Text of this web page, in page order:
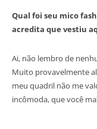
Qual foi seu mico
acredita que vestiu
Ai, não lembro de
Muito provavelmente
meu quadril não me
incômoda, que você